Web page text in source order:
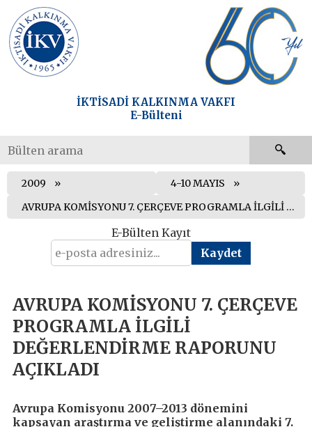
İKTİSADİ KALKINMA VAKFI
E-Bülteni
2009
4-10 MAYIS
AVRUPA KOMİSYONU 7. ÇERÇEVE PROGRAMLA İLGİLİ DEĞERLENDİRME RAPORUNU AÇIKLADI
E-Bülten Kayıt
AVRUPA KOMİSYONU 7. ÇERÇEVE
PROGRAMLA İLGİLİ
DEĞERLENDİRME RAPORUNU
AÇIKLADI
Avrupa Komisyonu 2007–2013 dönemini
kapsayan araştırma ve geliştirme alanındaki 7.